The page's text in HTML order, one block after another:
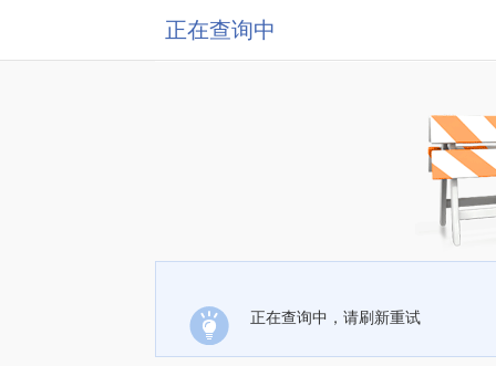
正在查询中
正在查询中，请刷新重试